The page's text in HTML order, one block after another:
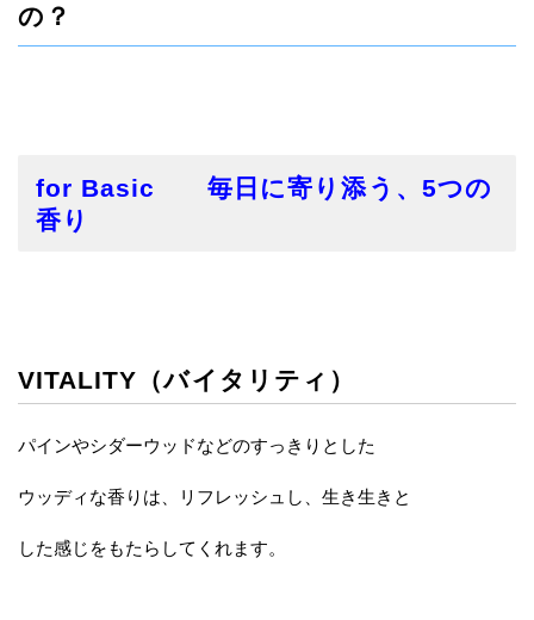
の？
for Basic 毎日に寄り添う、5つの
香り
VITALITY（バイタリティ）
パインやシダーウッドなどのすっきりとした
ウッディな香りは、リフレッシュし、生き生きと
した感じをもたらしてくれます。